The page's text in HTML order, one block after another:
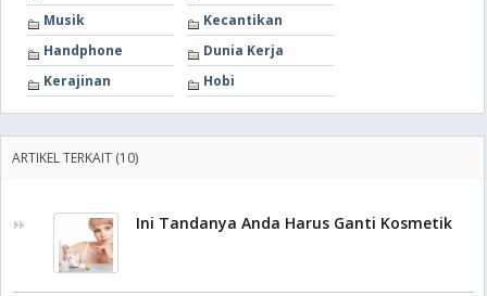
Musik
Kecantikan
Handphone
Dunia Kerja
Kerajinan
Hobi
ARTIKEL TERKAIT (10)
Ini Tandanya Anda Harus Ganti Kosmetik